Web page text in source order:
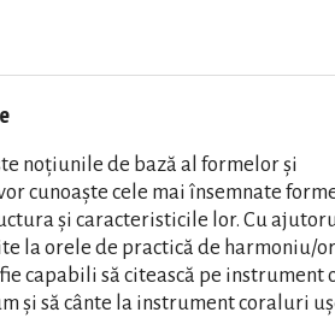
noţiunile de bază al formelor și
cunoaşte cele mai însemnate
și caracteristicile lor. Cu
la orele de practică de harmoniu/
capabili să citească pe instrument
și să cânte la instrument coraluri